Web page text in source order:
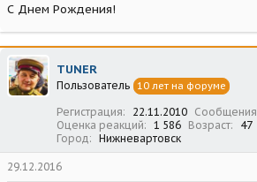
С Днем Рождения!
TUNER
Пользователь 10 лет на форуме
Регистрация 22.11.2010 Сообщения
Оценка реакций
1 586 Возраст
47
Город
Нижневартовск
29.12.2016